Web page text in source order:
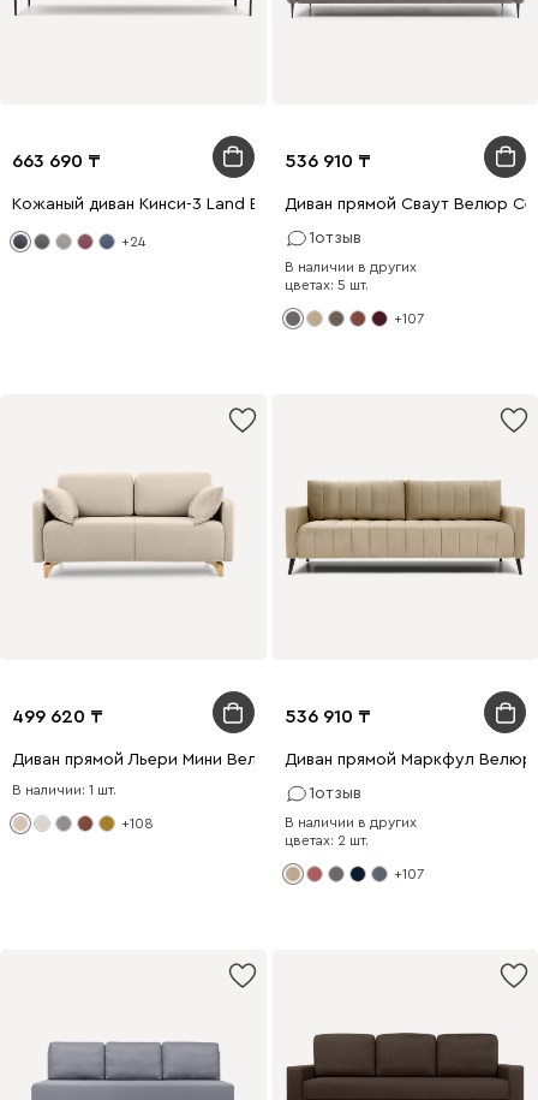
663 690
Кожаный диван Кинси-3 Land Black
+24
536 910
Диван прямой Сваут Велюр
1отзыв
В наличии в других
цветах: 5 шт.
+107
499 620
Диван прямой Льери Мини Велюр Молочный
В наличии: 1 шт.
+108
536 910
Диван прямой Маркфул Велюр
1отзыв
В наличии в других
цветах: 2 шт.
+107